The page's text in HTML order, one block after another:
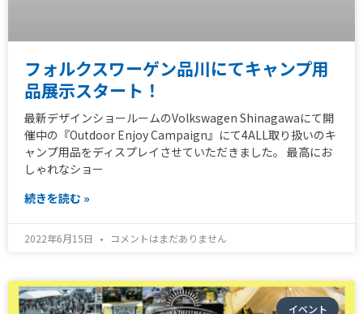
フォルクスワーゲン品川にてキャンプ用
品展示スタート！
最新デザインショールームのVolkswagen Shinagawaにて開
催中の『Outdoor Enjoy Campaign』にて4ALL取り扱いのキ
ャンプ用品をディスプレイさせていただきました。 最高にお
しゃれなショー
続きを読む »
2022年6月15日 コメントはまだありません
イベント